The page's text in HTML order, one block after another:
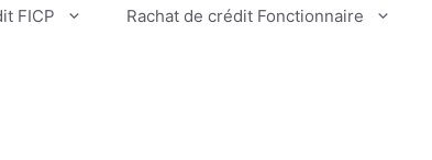
FICP Rachat de crédit Fonctionnaire